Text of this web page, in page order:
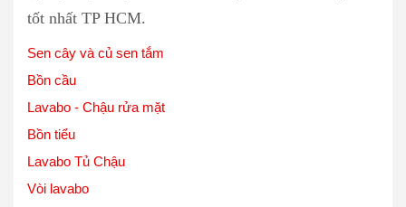
tốt nhất TP HCM.
Sen cây và củ sen tắm
Bồn cầu
Lavabo - Chậu rửa mặt
Bồn tiểu
Lavabo Tủ Chậu
Vòi lavabo